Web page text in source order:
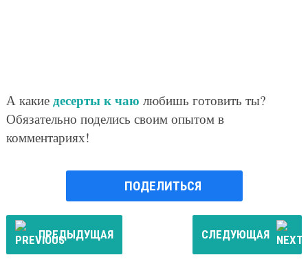
А какие десерты к чаю любишь готовить ты?
Обязательно поделись своим опытом в
комментариях!
ПОДЕЛИТЬСЯ
ПРЕДЫДУЩАЯ СЛЕДУЮЩАЯ